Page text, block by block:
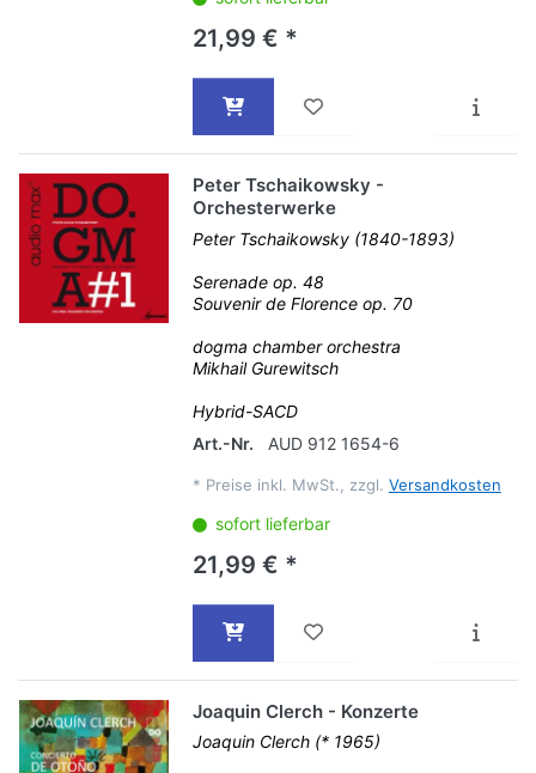
21,99 € *
Peter Tschaikowsky -
Orchesterwerke
Peter Tschaikowsky (1840-1893)
Serenade op. 48
Souvenir de Florence op. 70
dogma chamber orchestra
Mikhail Gurewitsch
Hybrid-SACD
Art.-Nr.
AUD 912 1654-6
* Preise inkl. MwSt., zzgl. Versandkosten
sofort lieferbar
21,99 € *
Joaquin Clerch - Konzerte
Joaquin Clerch (* 1965)